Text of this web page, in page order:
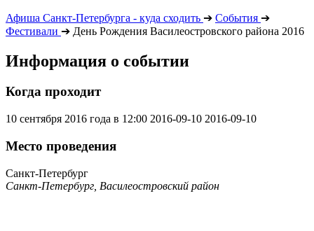
Афиша Санкт-Петербурга - куда сходить ➔ События ➔
Фестивали ➔ День Рождения Василеостровского района 2016
Информация о событии
Когда проходит
10 сентября 2016 года в 12:00 2016-09-10 2016-09-10
Место проведения
Санкт-Петербург
Санкт-Петербург, Василеостровский район